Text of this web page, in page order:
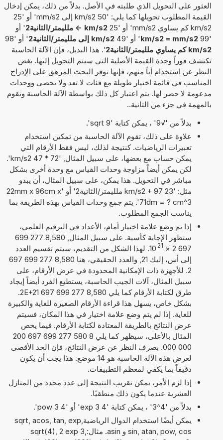
العثور على التحويل الذي طلبته في الأصل. بدلاً من ذلك، يمكن إدخال
القيمة المطلوب تحويلها كما يلي: '50 km/s2 إلى mm/s2' أو '25
km/s2 كم يساوي mm/s2' أو '25
km/s2 -> ملليمتر/الثانية2
' أو
'99
km/s2 = mm/s2' أو '49 km/s2 إلى ملليمتر/الثانية2
' أو '98
km/s2 كم يساوي ملليمتر/الثانية2
'. هذا البديل، فإن الآلة الحاسبة
تكتشف فوراً وحدة القيمة الأصلية التي سيتم التحويل إليها. بغض
النظر عن استخدام أياً منهم، فإنها توفر البحث المرهق على الإدراج
المناسب في قائمة اختيار طويلة مع فئات لا تعد ولا تحصى ووحدات
مدعومة لا حصر لها. يتم اعتبار كل ذلك بواسطة الآلة الحاسبة وتقوم
بالمهمة في جزء من الثانية..
بدلاً من '√9' ، يمكن كتابة 'sqrt 9'.
علاوة على ذلك، تقوم الآلة الحاسبة من تمكين استخدام
تعبيرات الرياضيات. كنتيجة لذلك، ليس فقط الأرقام التي
يمكن حساب مع بعضها، على سبيل المثال, '72 * 47 km/s2'.
لكن يمكن أيضاً مزاوجة وحدات القياس مع وحدة أخرى بشكل
مباشر في التحويل. هذا يمكن، على سبيل المثال، أن يبدو
مثل: '23 km/s2 + 97 ملليمتر/الثانية2' أو '22mm x 96cm x
71dm = ? cm^3'. يتم جمع وحدات القياس بهذه الطريقة بما
يناسب الجمع المطلوب.
إذا تم وضع علامة اختيار أمام، الأعداد في الترقيم العلمي،
ستظهر الإجابة كأسية. على سبيل المثال, 8,580 277 699
697 2
×
10 21
. لهذا الشكل من التقديم، سيتم تقسيم العدد
إلى أس، إليك 21, والعدد الحقيقي، هنا 8,580 277 699 697
2. للأجهزة ذات الإمكانية المحدودة في عرض الأرقام، على
سبيل المثال، آلات الجيب الحاسبة، يستطيع الفرد أيضاً إيجاد
طرق لكتابة الأرقام كما يلي 8,580 277 699 697 2E+21.
بشكل خاص، يسهل هذا قراءة الأرقام الصغيرة للغاية والكبيرة
للغاية. إذا لم يتم وضع علامة اختيار في هذا المكان، فسيتم
عرض النتائج بالطريقة المعتادة لكتابة الأرقام. فيما يخص
المثال بالأعلى، سيظهر كما يلي 8 580 277 699 697 200
000 000. بصرف النظر عن عرض النتائج، فإن الحد الأقصى
لعرض هذه الآلة الحاسبة هو 14 موضع. هذا يجب أن يكون
دقيقاً بما يكفي لمعظم التطبيقات.
إذا لزم الأمر، يمكن تقريب النتيجة إلى عدد محدد من المنازل
العشرية عندما يكون ذلك منطقيًا.
بدلاً من '4^3' ، يمكن كتابة '4 exp 3' أو '4 pow 3'.
يمكن أيضًا استخدام الدوال الرياضيةsqrt, acos, tan, exp,
sin, atan, pow, cos و asin. مثال:sqrt(4), 2 exp 3,